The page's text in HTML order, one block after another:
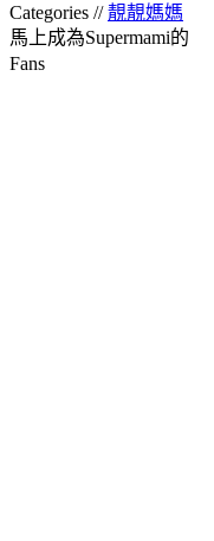
Categories //靚靚媽媽
馬上成為Supermami的
Fans